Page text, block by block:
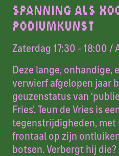
SPANNING ALS
PODIUMKUNST
Zaterdag 17:30 - 18:00 /
Deze lange, onhandige,
verwierf afgelopen jaar
geuzenstatus van
Fries’. Teun de Vries is
tegenstrijdigheden, met
frontaal op zijn
botsen. Verbergt hij